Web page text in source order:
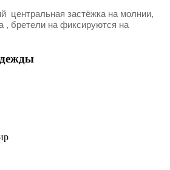
центральная застёжка на молнии,
, бретели на фиксируются на